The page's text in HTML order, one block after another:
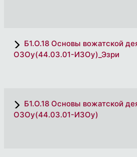
Б1.О.18 Основы вожатской
ОЗОу(44.03.01-ИЗОу)_Эзри
Б1.О.18 Основы вожатской
ОЗОу(44.03.01-ИЗОу)